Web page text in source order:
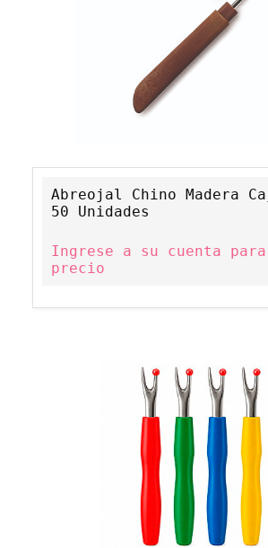
Abreojal Chino Madera
50 Unidades
Ingrese a su cuenta
precio